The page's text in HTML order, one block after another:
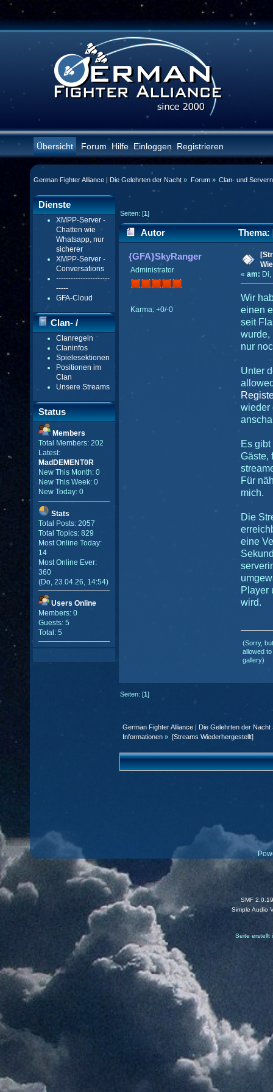
Übersicht Forum Hilfe Einloggen Registrieren
German Fighter Alliance | Die Gelehrten der Nacht » Forum» Clan- und
Dienste
XMPP-Server -
Chatten wie
Whatsapp, nur
sicherer
XMPP-Server -
Conversations
----------------------
-----
GFA-Cloud
Clan- /
Gildenmenü
Clanregeln
Claninfos
Spielesektionen
Positionen im
Clan
Unsere Streams
Status
Members
Total Members: 202
Latest:
MadDEMENT0R
New This Month: 0
New This Week: 0
New Today: 0
Stats
Total Posts: 2057
Total Topics: 829
Most Online Today:
14
Most Online Ever:
360
(Do, 23.04.26, 14:54)
Users Online
Members: 0
Guests: 5
Total: 5
Seiten: [1]
Autor
Thema:
(Gelesen 47361 mal)
{GFA}SkyRanger
Administrator
Karma: +0/-0
« am:
Wir
einen
seit
wurde,
nur
Unter
wieder
Es
Gäste,
Für
mich.
Die
eine
Player
wird.
(Sorry,
allowed
gallery)
Seiten: [1]
German Fighter Alliance | Die Gelehrten der Nacht
Informationen » [Streams Wiederhergestellt]
SMF 2.0.19
Simple Audio
Seite erstellt